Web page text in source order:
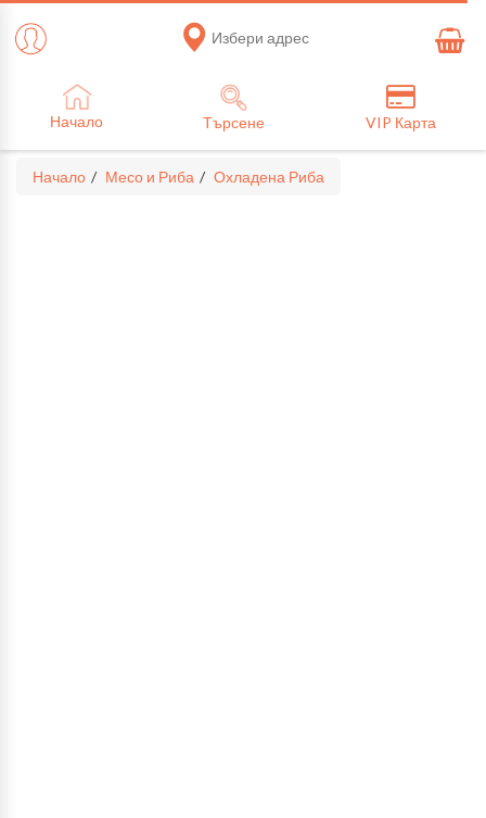
Избери адрес
Начало Търсене VIP Карта
Начало Месо и Риба Охладена Риба